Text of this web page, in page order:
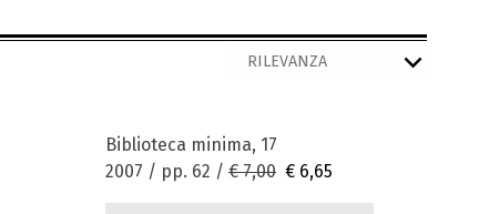
Biblioteca minima, 17
2007 / pp. 62 / € 7,00 € 6,65